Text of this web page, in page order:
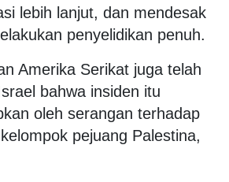
lebih lanjut, dan mendesak
penyelidikan penuh.
Amerika Serikat juga telah
bahwa insiden itu
oleh serangan terhadap
pejuang Palestina,